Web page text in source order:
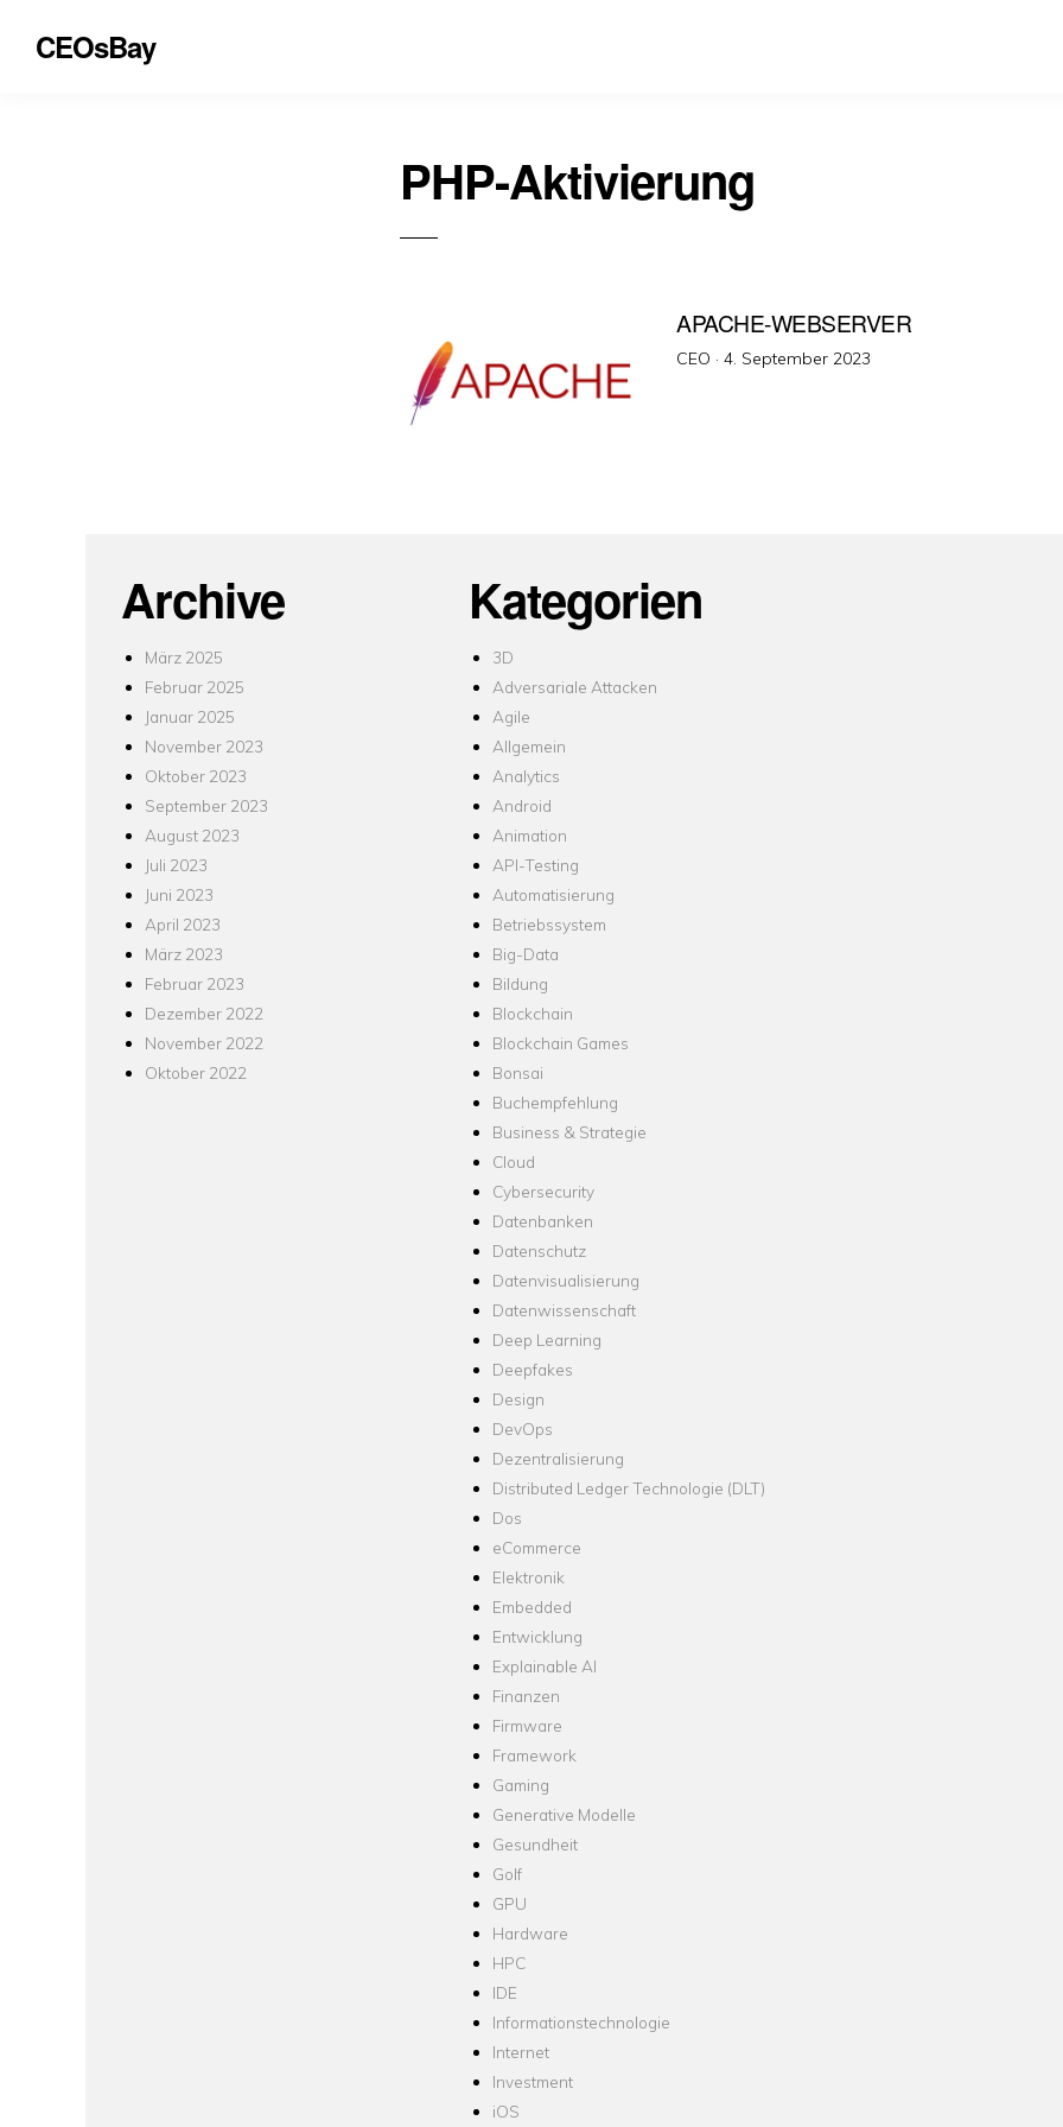
CEOsBay
PHP-Aktivierung
APACHE-WEBSERVER
CEO ·Veröffentlicht
4. September 2023
Archive
März 2025
Februar 2025
Januar 2025
November 2023
Oktober 2023
September 2023
August 2023
Juli 2023
Juni 2023
April 2023
März 2023
Februar 2023
Dezember 2022
November 2022
Oktober 2022
Kategorien
3D
Adversariale Attacken
Agile
Allgemein
Analytics
Android
Animation
API-Testing
Automatisierung
Betriebssystem
Big-Data
Bildung
Blockchain
Blockchain Games
Bonsai
Buchempfehlung
Business & Strategie
Cloud
Cybersecurity
Datenbanken
Datenschutz
Datenvisualisierung
Datenwissenschaft
Deep Learning
Deepfakes
Design
DevOps
Dezentralisierung
Distributed Ledger Technologie (DLT)
Dos
eCommerce
Elektronik
Embedded
Entwicklung
Explainable AI
Finanzen
Firmware
Framework
Gaming
Generative Modelle
Gesundheit
Golf
GPU
Hardware
HPC
IDE
Informationstechnologie
Internet
Investment
iOS